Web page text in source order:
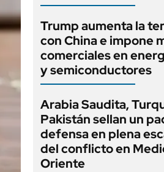
Trump aumenta la
con China e impone
comerciales en
y semiconductores
Arabia Saudita,
Pakistán sellan un
defensa en plena
del conflicto en
Oriente